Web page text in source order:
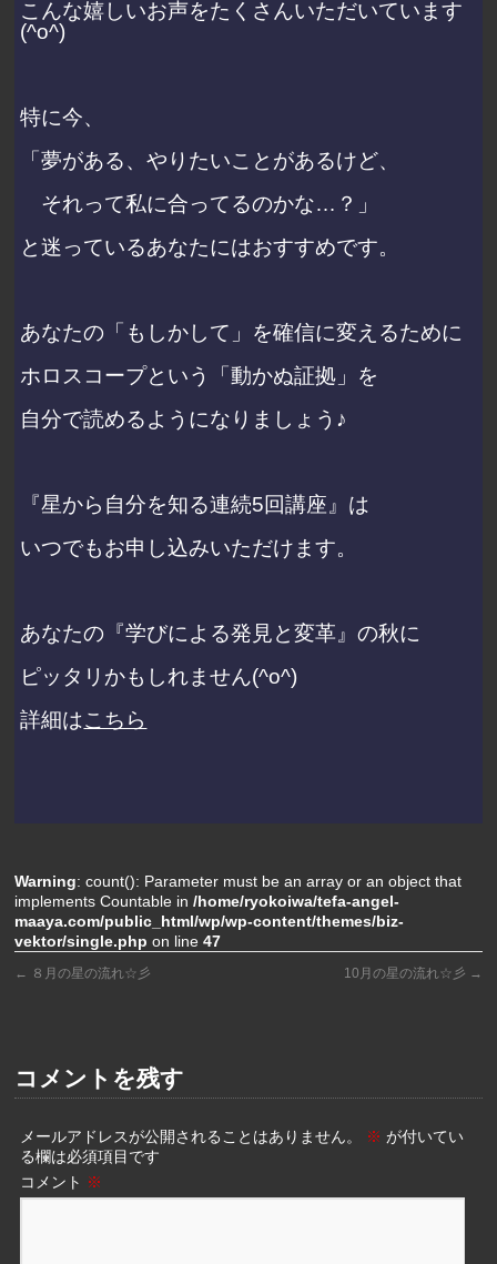
こんな嬉しいお声をたくさんいただいています
(^o^)
特に今、
「夢がある、やりたいことがあるけど、
それって私に合ってるのかな…？」
と迷っているあなたにはおすすめです。
あなたの「もしかして」を確信に変えるために
ホロスコープという「動かぬ証拠」を
自分で読めるようになりましょう♪
『星から自分を知る連続5回講座』は
いつでもお申し込みいただけます。
あなたの『学びによる発見と変革』の秋に
ピッタリかもしれません(^o^)
詳細はこちら
Warning: count(): Parameter must be an array or an object that
implements Countable in/home/ryokoiwa/tefa-angel-
maaya.com/public_html/wp/wp-content/themes/biz-
vektor/single.php on line47
← ８月の星の流れ☆彡 10月の星の流れ☆彡 →
コメントを残す
メールアドレスが公開されることはありません。 ※ が付いてい
る欄は必須項目です
コメント ※